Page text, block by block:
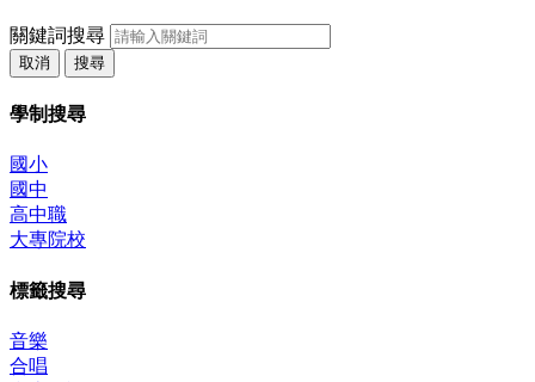
關鍵詞搜尋
取消 搜尋
學制搜尋
國小
國中
高中職
大專院校
標籤搜尋
音樂
合唱